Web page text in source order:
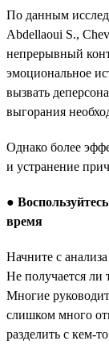
По данным
Abdellaoui S.,
непрерывный
эмоциональное
вызвать
выгорания
Однако более
и устранение
●
время
Начните с
Не получается ли
Многие
слишком много
разделить с кем-